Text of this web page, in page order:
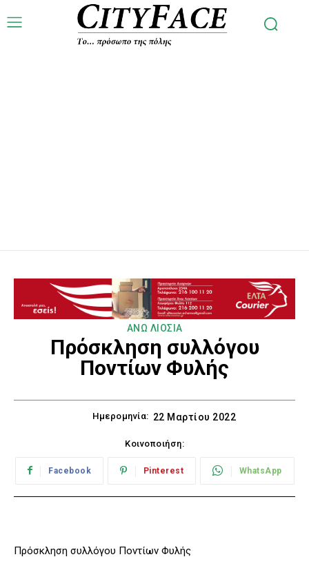
ΑΝΩ ΛΙΟΣΙΑ
Πρόσκληση συλλόγου
Ποντίων Φυλής
Ημερομηνία: 22 Μαρτίου 2022
Κοινοποιήση:
Facebook Pinterest WhatsApp
Πρόσκληση συλλόγου Ποντίων Φυλής